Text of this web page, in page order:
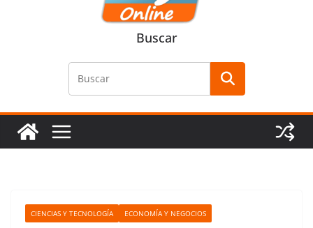
Buscar
CIENCIAS Y TECNOLOGÍA ECONOMÍA Y NEGOCIOS